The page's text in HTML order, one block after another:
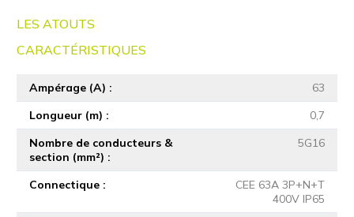
LES ATOUTS
CARACTÉRISTIQUES
Ampérage (A)
63
Longueur (m)
0,7
Nombre de conducteurs &
section (mm²)
5G16
Connectique
CEE 63A 3P+N+T
400V IP65